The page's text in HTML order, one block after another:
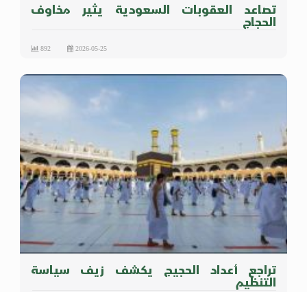
تصاعد العقوبات السعودية يثير مخاوف
الحجاج
2026-05-25
892
تراجع أعداد الحجيج يكشف زيف سياسة
التنظيم